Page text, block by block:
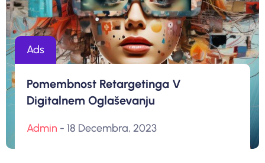
Ads
Pomembnost Retargetinga V
Digitalnem Oglaševanju
Admin - 18 Decembra, 2023